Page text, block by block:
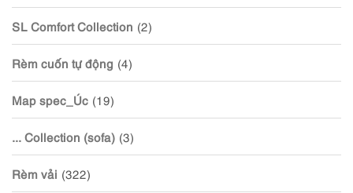
SL Comfort Collection (2)
Rèm cuốn tự động (4)
Map spec_Úc (19)
... Collection (sofa) (3)
Rèm vải (322)